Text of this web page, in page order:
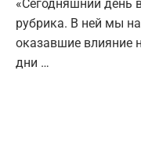
«Сегодняшний день
рубрика. В ней мы
оказавшие влияние
дни …